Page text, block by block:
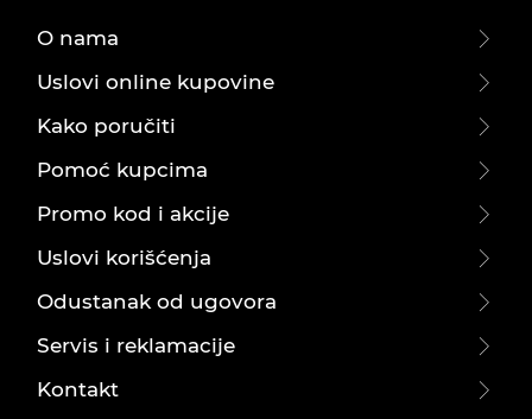
O nama
Uslovi online kupovine
Kako poručiti
Pomoć kupcima
Promo kod i akcije
Uslovi korišćenja
Odustanak od ugovora
Servis i reklamacije
Kontakt